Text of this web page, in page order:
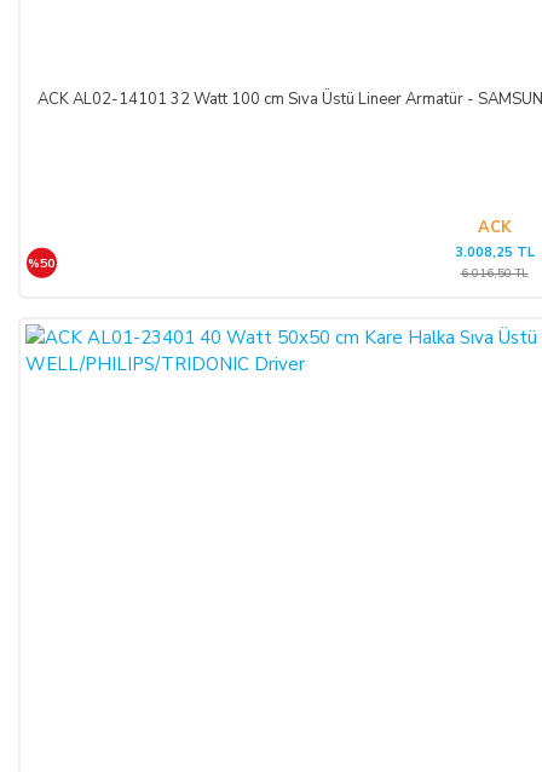
ACK AL02-14101 32 Watt 100 cm Sıva Üstü Lineer Armatür -
ACK
%50
3.008,25 TL
6.016,50 TL